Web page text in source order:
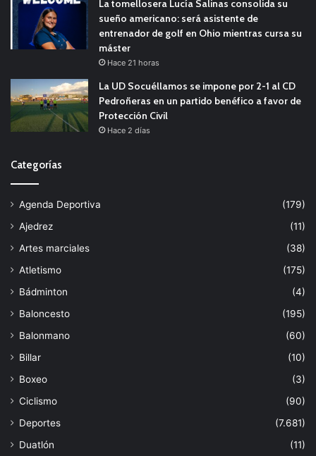
La tomellosera Lucía Salinas consolida su
sueño americano: será asistente de
entrenador de golf en Ohio mientras cursa su
máster
Hace 21 horas
La UD Socuéllamos se impone por 2-1 al CD
Pedroñeras en un partido benéfico a favor de
Protección Civil
Hace 2 días
Categorías
Agenda Deportiva
(179)
Ajedrez
(11)
Artes marciales
(38)
Atletismo
(175)
Bádminton
(4)
Baloncesto
(195)
Balonmano
(60)
Billar
(10)
Boxeo
(3)
Ciclismo
(90)
Deportes
(7.681)
Duatlón
(11)